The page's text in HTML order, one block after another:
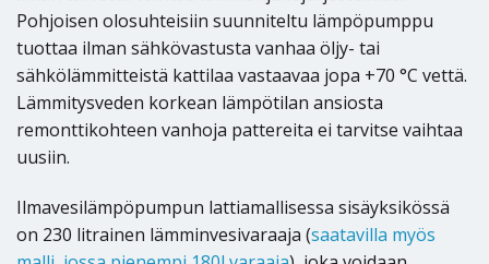
Pohjoisen olosuhteisiin suunniteltu lämpöpumppu
tuottaa ilman sähkövastusta vanhaa öljy- tai
sähkölämmitteistä kattilaa vastaavaa jopa +70 °C vettä.
Lämmitysveden korkean lämpötilan ansiosta
remonttikohteen vanhoja pattereita ei tarvitse vaihtaa
uusiin.
Ilmavesilämpöpumpun lattiamallisessa sisäyksikössä
on 230 litrainen lämminvesivaraaja (saatavilla myös